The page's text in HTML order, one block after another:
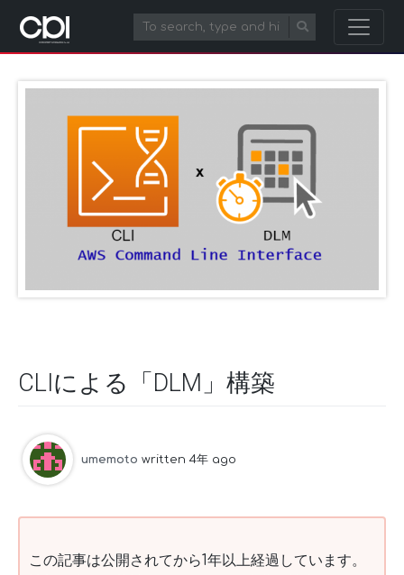
CLIによる「DLM」構築
umemoto written 4年 ago
この記事は公開されてから1年以上経過しています。